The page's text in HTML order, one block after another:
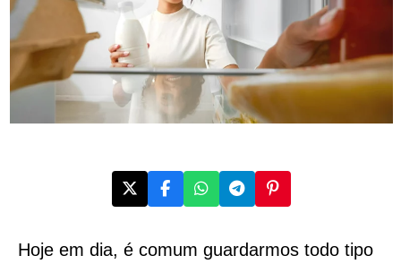
Hoje em dia, é comum guardarmos todo tipo